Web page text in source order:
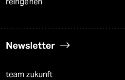
Newsletter
team zukunft